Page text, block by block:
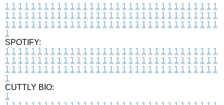
1 1 1 1 1 1 1 1 1 1 1 1 1 1 1 1 1 1 1 1 1 1 1 1 1 1 1 1 1 1 1 1 1
1 1 1 1 1 1 1 1 1 1 1 1 1 1 1 1 1 1 1 1 1 1 1 1 1 1 1 1 1 1 1 1 1
1 1 1 1 1 1 1 1 1 1 1 1 1 1 1 1 1 1 1 1 1 1 1 1 1 1 1 1 1 1 1 1 1
1
SPOTIFY:
1 1 1 1 1 1 1 1 1 1 1 1 1 1 1 1 1 1 1 1 1 1 1 1 1 1 1 1 1 1 1 1 1
1 1 1 1 1 1 1 1 1 1 1 1 1 1 1 1 1 1 1 1 1 1 1 1 1 1 1 1 1 1 1 1 1
1 1 1 1 1 1 1 1 1 1 1 1 1 1 1 1 1 1 1 1 1 1 1 1 1 1 1 1 1 1 1 1 1
1
CUTTLY BIO:
1